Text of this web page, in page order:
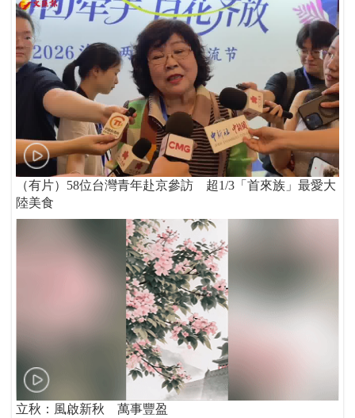
（有片）58位台灣青年赴京參訪 超1/3「首來族」最愛大
陸美食
立秋：風啟新秋 萬事豐盈